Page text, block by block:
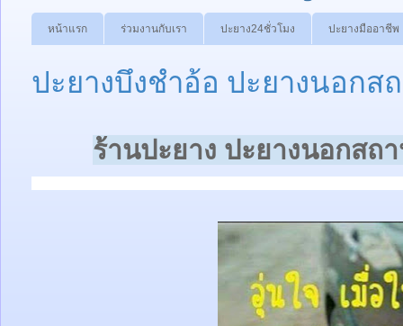
หน้าแรก ร่วมงานกับเรา ปะยาง24ชั่วโมง ปะยางมืออาชีพ
ปะยางบึงชำอ้อ ปะยางนอกส
ร้านปะยาง ปะยางนอกสถ